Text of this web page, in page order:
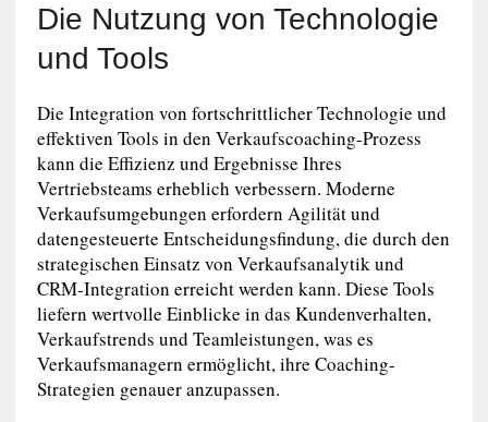
Die Nutzung von Technologie
und Tools
Die Integration von fortschrittlicher Technologie und
effektiven Tools in den Verkaufscoaching-Prozess
kann die Effizienz und Ergebnisse Ihres
Vertriebsteams erheblich verbessern. Moderne
Verkaufsumgebungen erfordern Agilität und
datengesteuerte Entscheidungsfindung, die durch den
strategischen Einsatz von Verkaufsanalytik und
CRM-Integration erreicht werden kann. Diese Tools
liefern wertvolle Einblicke in das Kundenverhalten,
Verkaufstrends und Teamleistungen, was es
Verkaufsmanagern ermöglicht, ihre Coaching-
Strategien genauer anzupassen.